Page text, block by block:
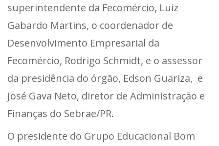
superintendente da Fecomércio, Luiz
Gabardo Martins, o coordenador de
Desenvolvimento Empresarial da
Fecomércio, Rodrigo Schmidt, e o assessor
da presidência do órgão, Edson Guariza, e
José Gava Neto, diretor de Administração e
Finanças do Sebrae/PR.
O presidente do Grupo Educacional Bom